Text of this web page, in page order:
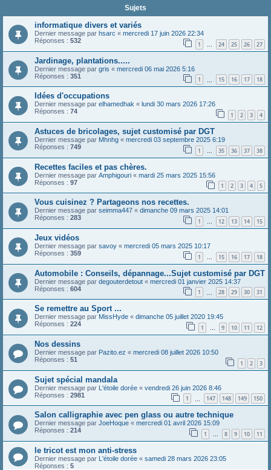
Sujets
informatique divers et variés
Dernier message par hsarc « mercredi 17 juin 2026 22:34
Réponses : 532 1 … 24 25 26 27
Jardinage, plantations.....
Dernier message par gris « mercredi 06 mai 2026 5:16
Réponses : 351 1 15 16 17 18
Idées d'occupations
Dernier message par elhamedhak « lundi 30 mars 2026 17:26
Réponses : 74 1 2 3 4
Astuces de bricolages, sujet customisé par DGT
Dernier message par Mhnhg « mercredi 03 septembre 2025 6:19
Réponses : 749 1 … 35 36 37 38
Recettes faciles et pas chères.
Dernier message par Amphigouri « mardi 25 mars 2025 15:56
Réponses : 97 1 2 3 4 5
Vous cuisinez ? Partageons nos recettes.
Dernier message par seimma447 « dimanche 09 mars 2025 14:01
Réponses : 283 1 … 12 13 14 15
Jeux vidéos
Dernier message par savoy « mercredi 05 mars 2025 10:17
Réponses : 359 1 … 15 16 17 18
Automobile : Conseils, dépannage...Sujet customisé par DGT
Dernier message par degouterdetout « mercredi 01 janvier 2025 14:37
Réponses : 604 1 28 29 30 31
Se remettre au Sport ...
Dernier message par MissHyde « dimanche 05 juillet 2020 19:45
Réponses : 224 1 … 9 10 11 12
Nos dessins
Dernier message par Pazito.ez « mercredi 08 juillet 2026 10:50
Réponses : 51 1 2 3
Sujet spécial mandala
Dernier message par L'étoile dorée « vendredi 26 juin 2026 8:46
Réponses : 2981 1 147 148 149 150
Salon calligraphie avec pen glass ou autre technique
Dernier message par JoeHoque « mercredi 01 avril 2026 15:09
Réponses : 214 1 … 8 9 10 11
le tricot est mon anti-stress
Dernier message par L'étoile dorée « samedi 28 mars 2026 23:05
Réponses : 5